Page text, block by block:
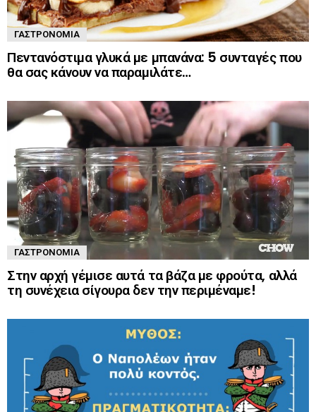
ΓΑΣΤΡΟΝΟΜΊΑ
Πεντανόστιμα γλυκά με μπανάνα: 5 συνταγές που
θα σας κάνουν να παραμιλάτε…
ΓΑΣΤΡΟΝΟΜΊΑ
Στην αρχή γέμισε αυτά τα βάζα με φρούτα, αλλά
τη συνέχεια σίγουρα δεν την περιμέναμε!